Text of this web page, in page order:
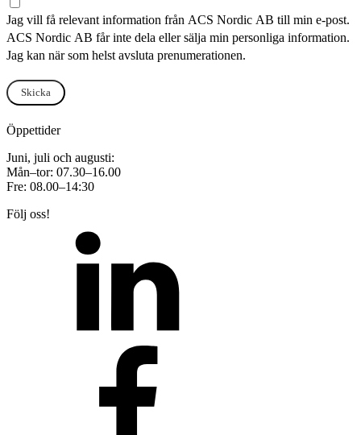
Jag vill få relevant information från ACS Nordic AB till min e-post.
ACS Nordic AB får inte dela eller sälja min personliga information.
Jag kan när som helst avsluta prenumerationen.
Skicka
Öppettider
Juni, juli och augusti:
Mån–tor: 07.30–16.00
Fre: 08.00–14:30
Följ oss!